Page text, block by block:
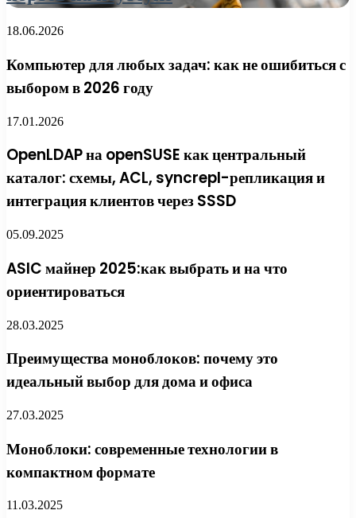
18.06.2026
Компьютер для любых задач: как не ошибиться с
выбором в 2026 году
17.01.2026
OpenLDAP на openSUSE как центральный
каталог: схемы, ACL, syncrepl-репликация и
интеграция клиентов через SSSD
05.09.2025
ASIC майнер 2025:как выбрать и на что
ориентироваться
28.03.2025
Преимущества моноблоков: почему это
идеальный выбор для дома и офиса
27.03.2025
Моноблоки: современные технологии в
компактном формате
11.03.2025